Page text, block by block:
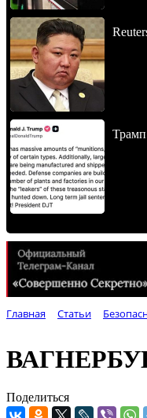
Главная Статьи
Поделиться